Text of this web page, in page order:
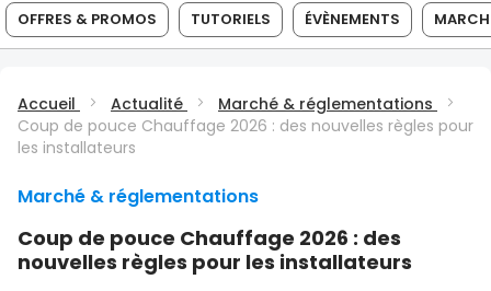
OFFRES & PROMOS TUTORIELS ÉVÈNEMENTS
Accueil Actualité
Marché & réglementations
Coup de pouce Chauffage 2026 : des nouvelles règles pour
les installateurs
Marché & réglementations
Coup de pouce Chauffage 2026 : des
nouvelles règles pour les installateurs